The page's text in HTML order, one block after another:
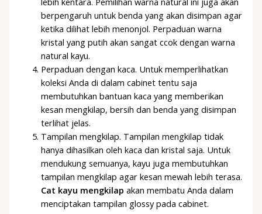
berpengaruh untuk benda yang akan disimpan agar
ketika dilihat lebih menonjol. Perpaduan warna
kristal yang putih akan sangat ccok dengan warna
natural kayu.
Perpaduan dengan kaca. Untuk memperlihatkan
koleksi Anda di dalam cabinet tentu saja
membutuhkan bantuan kaca yang memberikan
kesan mengkilap, bersih dan benda yang disimpan
terlihat jelas.
Tampilan mengkilap. Tampilan mengkilap tidak
hanya dihasilkan oleh kaca dan kristal saja. Untuk
mendukung semuanya, kayu juga membutuhkan
tampilan mengkilap agar kesan mewah lebih terasa.
Cat kayu mengkilap akan membatu Anda dalam
menciptakan tampilan glossy pada cabinet.